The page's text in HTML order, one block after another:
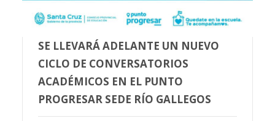
SE LLEVARÁ ADELANTE UN NUEVO
CICLO DE CONVERSATORIOS
ACADÉMICOS EN EL PUNTO
PROGRESAR SEDE RÍO GALLEGOS